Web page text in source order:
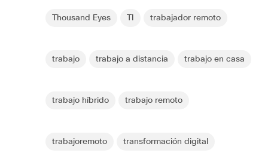
Thousand Eyes trabajador remoto
trabajo trabajo a distancia trabajo en casa
trabajo híbrido trabajo remoto
trabajoremoto transformación digital